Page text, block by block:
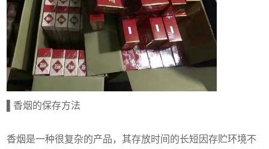
▌香烟的保存方法
香烟是一种很复杂的产品，其存放时间的长短因存贮环境不